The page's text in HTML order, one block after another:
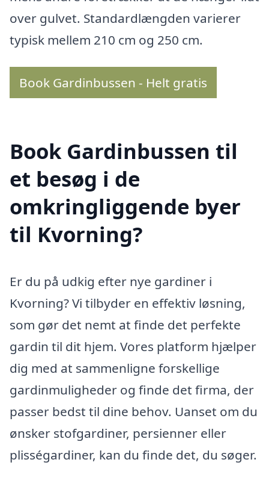
over gulvet. Standardlængden varierer
typisk mellem 210 cm og 250 cm.
Book Gardinbussen - Helt gratis
Book Gardinbussen til
et besøg i de
omkringliggende byer
til Kvorning?
Er du på udkig efter nye gardiner i
Kvorning? Vi tilbyder en effektiv løsning,
som gør det nemt at finde det perfekte
gardin til dit hjem. Vores platform hjælper
dig med at sammenligne forskellige
gardinmuligheder og finde det firma, der
passer bedst til dine behov. Uanset om du
ønsker stofgardiner, persienner eller
plisségardiner, kan du finde det, du søger.